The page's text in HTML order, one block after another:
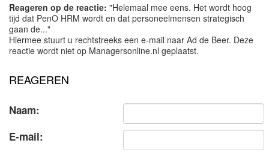
Reageren op de reactie: "Helemaal mee eens. Het wordt hoog
tijd dat PenO HRM wordt en dat personeelmensen strategisch
gaan de..."
Hiermee stuurt u rechtstreeks een e-mail naar Ad de Beer. Deze
reactie wordt niet op Managersonline.nl geplaatst.
REAGEREN
Naam:
E-mail: